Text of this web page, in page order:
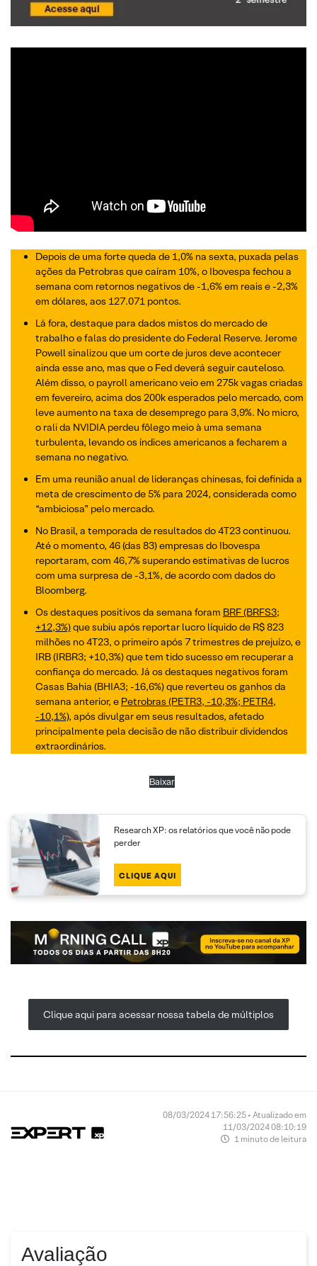
Depois de uma forte queda de 1,0% na sexta, puxada pelas
ações da Petrobras que caíram 10%, o Ibovespa fechou a
semana com retornos negativos de -1,6% em reais e -2,3%
em dólares, aos 127.071 pontos.
Lá fora, destaque para dados mistos do mercado de
trabalho e falas do presidente do Federal Reserve. Jerome
Powell sinalizou que um corte de juros deve acontecer
ainda esse ano, mas que o Fed deverá seguir cauteloso.
Além disso, o payroll americano veio em 275k vagas criadas
em fevereiro, acima dos 200k esperados pelo mercado, com
leve aumento na taxa de desemprego para 3,9%. No micro,
o rali da NVIDIA perdeu fôlego meio à uma semana
turbulenta, levando os índices americanos a fecharem a
semana no negativo.
Em uma reunião anual de lideranças chinesas, foi definida a
meta de crescimento de 5% para 2024, considerada como
“ambiciosa” pelo mercado.
No Brasil, a temporada de resultados do 4T23 continuou.
Até o momento, 46 (das 83) empresas do Ibovespa
reportaram, com 46,7% superando estimativas de lucros
com uma surpresa de -3,1%, de acordo com dados do
Bloomberg.
Os destaques positivos da semana foram BRF (BRFS3;
+12,3%)que subiu após reportar lucro líquido de R$ 823
milhões no 4T23, o primeiro após 7 trimestres de prejuízo, e
IRB (IRBR3; +10,3%) que tem tido sucesso em recuperar a
confiança do mercado. Já os destaques negativos foram
Casas Bahia (BHIA3; -16,6%) que reverteu os ganhos da
semana anterior, e Petrobras (PETR3, -10,3%; PETR4,
-10,1%), após divulgar em seus resultados, afetado
principalmente pela decisão de não distribuir dividendos
extraordinários.
Baixar
Research XP: os relatórios que você não pode
perder
CLIQUE AQUI
Clique aqui para acessar nossa tabela de múltiplos
08/03/2024 17:56:25 • Atualizado em
11/03/2024 08:10:19
1 minuto de leitura
Avaliação